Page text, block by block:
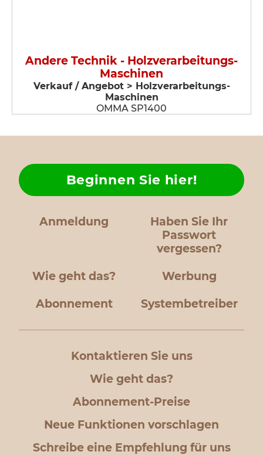
Andere Technik - Holzverarbeitungs-
Maschinen
Verkauf / Angebot > Holzverarbeitungs-
Maschinen
OMMA SP1400
Anmeldung
Haben Sie Ihr
Passwort
vergessen?
Wie geht das?
Beginnen Sie hier!
Werbung
Abonnement Systembetreiber
Kontaktieren Sie uns
Wie geht das?
Abonnement-Preise
Neue Funktionen vorschlagen
Schreibe eine Empfehlung für uns